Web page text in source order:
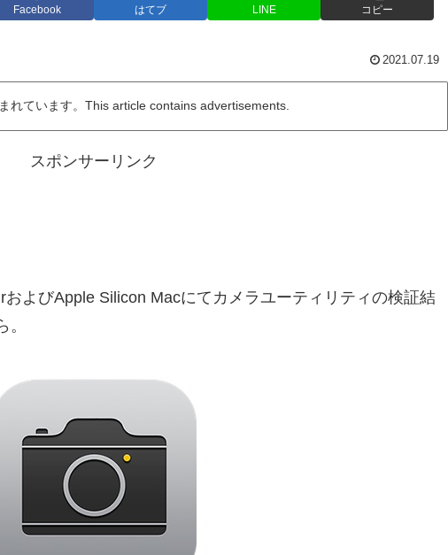
Facebook はてブ LINE コピー
2021.07.19
れています。This article contains advertisements.
スポンサーリンク
よびApple Silicon Macにてカメラユーティリティの検証結